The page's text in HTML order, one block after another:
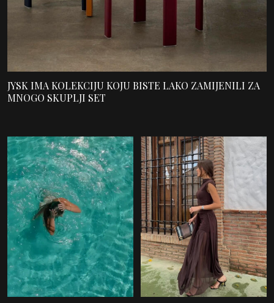
JYSK IMA KOLEKCIJU KOJU BISTE LAKO ZAMIJENILI ZA
MNOGO SKUPLJI SET